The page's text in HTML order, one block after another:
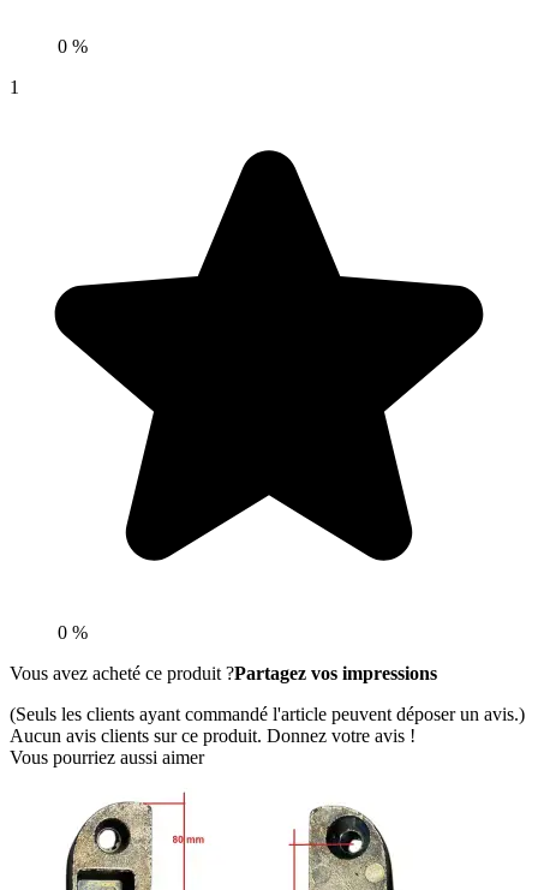
0 %
1
0 %
Vous avez acheté ce produit ?Partagez vos impressions
(Seuls les clients ayant commandé l'article peuvent déposer un avis.)
Aucun avis clients sur ce produit. Donnez votre avis !
Vous pourriez aussi aimer